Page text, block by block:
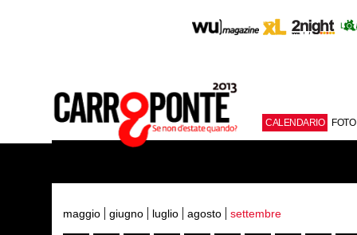
CALENDARIO FOTO
maggio giugno luglio agosto settembre